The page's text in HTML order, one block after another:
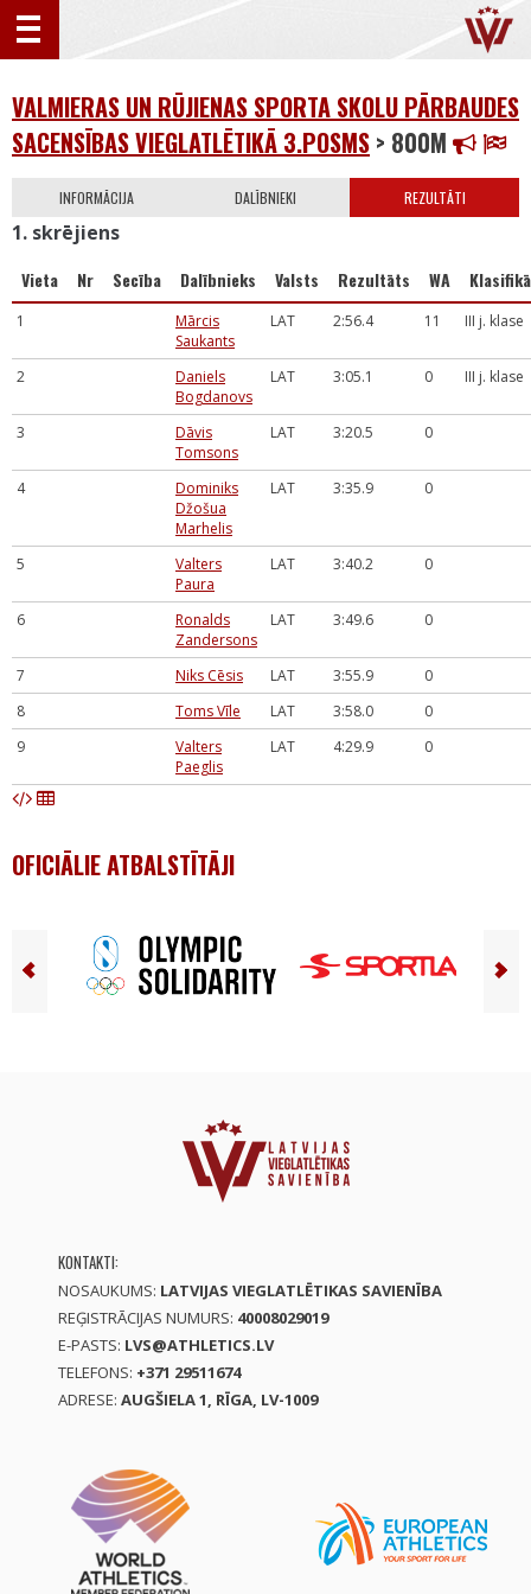
VALMIERAS UN RŪJIENAS SPORTA SKOLU PĀRBAUDES
SACENSĪBAS VIEGLATLĒTIKĀ 3.POSMS > 800M
INFORMĀCIJA DALĪBNIEKI REZULTĀTI
1. skrējiens
Vieta Nr Secība Dalībnieks Valsts Rezultāts WA
1
Mārcis
Saukants
LAT 2:56.4 11 III j. klase
2
Daniels
Bogdanovs
LAT 3:05.1 0 III j. klase
3
Dāvis
Tomsons
LAT 3:20.5 0
4
Dominiks
Džošua
Marhelis
LAT 3:35.9 0
5
Valters
Paura
LAT 3:40.2 0
6
Ronalds
Zandersons
LAT 3:49.6 0
7 Niks Cēsis LAT 3:55.9
0
8
Toms Vīle LAT 3:58.0
0
9
Valters
Paeglis
LAT 4:29.9 0
OFICIĀLIE ATBALSTĪTĀJI
KONTAKTI:
NOSAUKUMS: LATVIJAS VIEGLATLĒTIKAS SAVIENĪBA
REĢISTRĀCIJAS NUMURS: 40008029019
E-PASTS: LVS@ATHLETICS.LV
TELEFONS: +371 29511674
ADRESE: AUGŠIELA 1, RĪGA, LV-1009